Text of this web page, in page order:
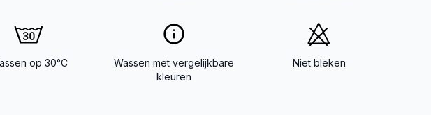
op 30°C
Wassen met vergelijkbare
kleuren
Niet bleken